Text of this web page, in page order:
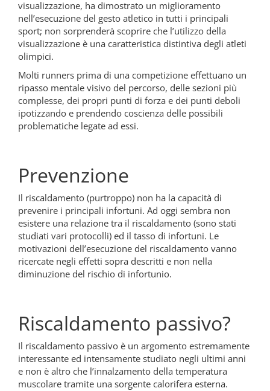
visualizzazione, ha dimostrato un miglioramento
nell’esecuzione del gesto atletico in tutti i principali
sport; non sorprenderà scoprire che l’utilizzo della
visualizzazione è una caratteristica distintiva degli atleti
olimpici.
Molti runners prima di una competizione effettuano un
ripasso mentale visivo del percorso, delle sezioni più
complesse, dei propri punti di forza e dei punti deboli
ipotizzando e prendendo coscienza delle possibili
problematiche legate ad essi.
Prevenzione
Il riscaldamento (purtroppo) non ha la capacità di
prevenire i principali infortuni. Ad oggi sembra non
esistere una relazione tra il riscaldamento (sono stati
studiati vari protocolli) ed il tasso di infortuni. Le
motivazioni dell’esecuzione del riscaldamento vanno
ricercate negli effetti sopra descritti e non nella
diminuzione del rischio di infortunio.
Riscaldamento passivo?
Il riscaldamento passivo è un argomento estremamente
interessante ed intensamente studiato negli ultimi anni
e non è altro che l’innalzamento della temperatura
muscolare tramite una sorgente calorifera esterna.